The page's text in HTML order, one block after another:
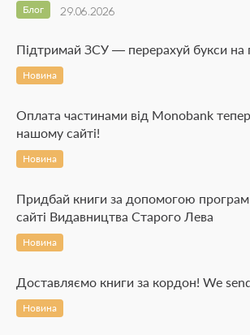
29.06.2026
Блог
Підтримай ЗСУ — перерахуй букси на
Новина
Оплата частинами від Monobank
нашому сайті!
Новина
Придбай книги за допомогою
сайті Видавництва Старого Лева
Новина
Доставляємо книги за кордон! We
Новина